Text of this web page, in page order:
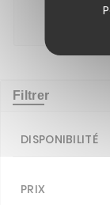
Filtrer
DISPONIBILITÉ
PRIX